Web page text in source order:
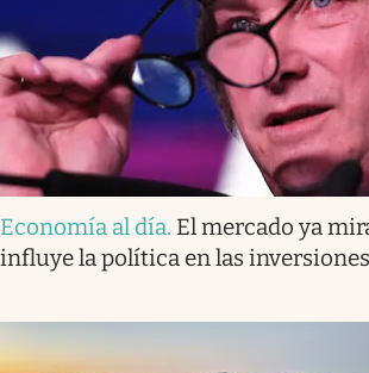
Economía al día. El mercado ya
influye la política en las inversiones